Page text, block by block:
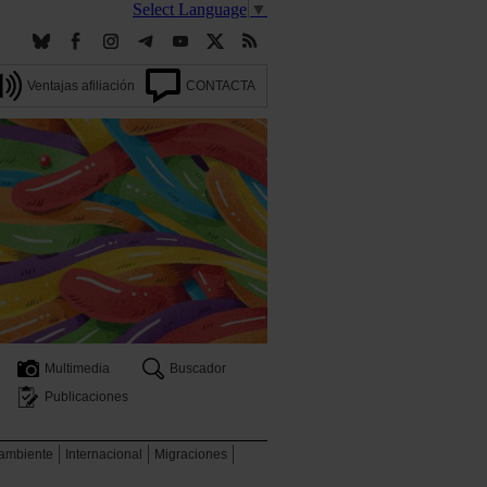
Select Language ▼
Ventajas afiliación CONTACTA
Multimedia
Buscador
Publicaciones
Internacional
Migraciones